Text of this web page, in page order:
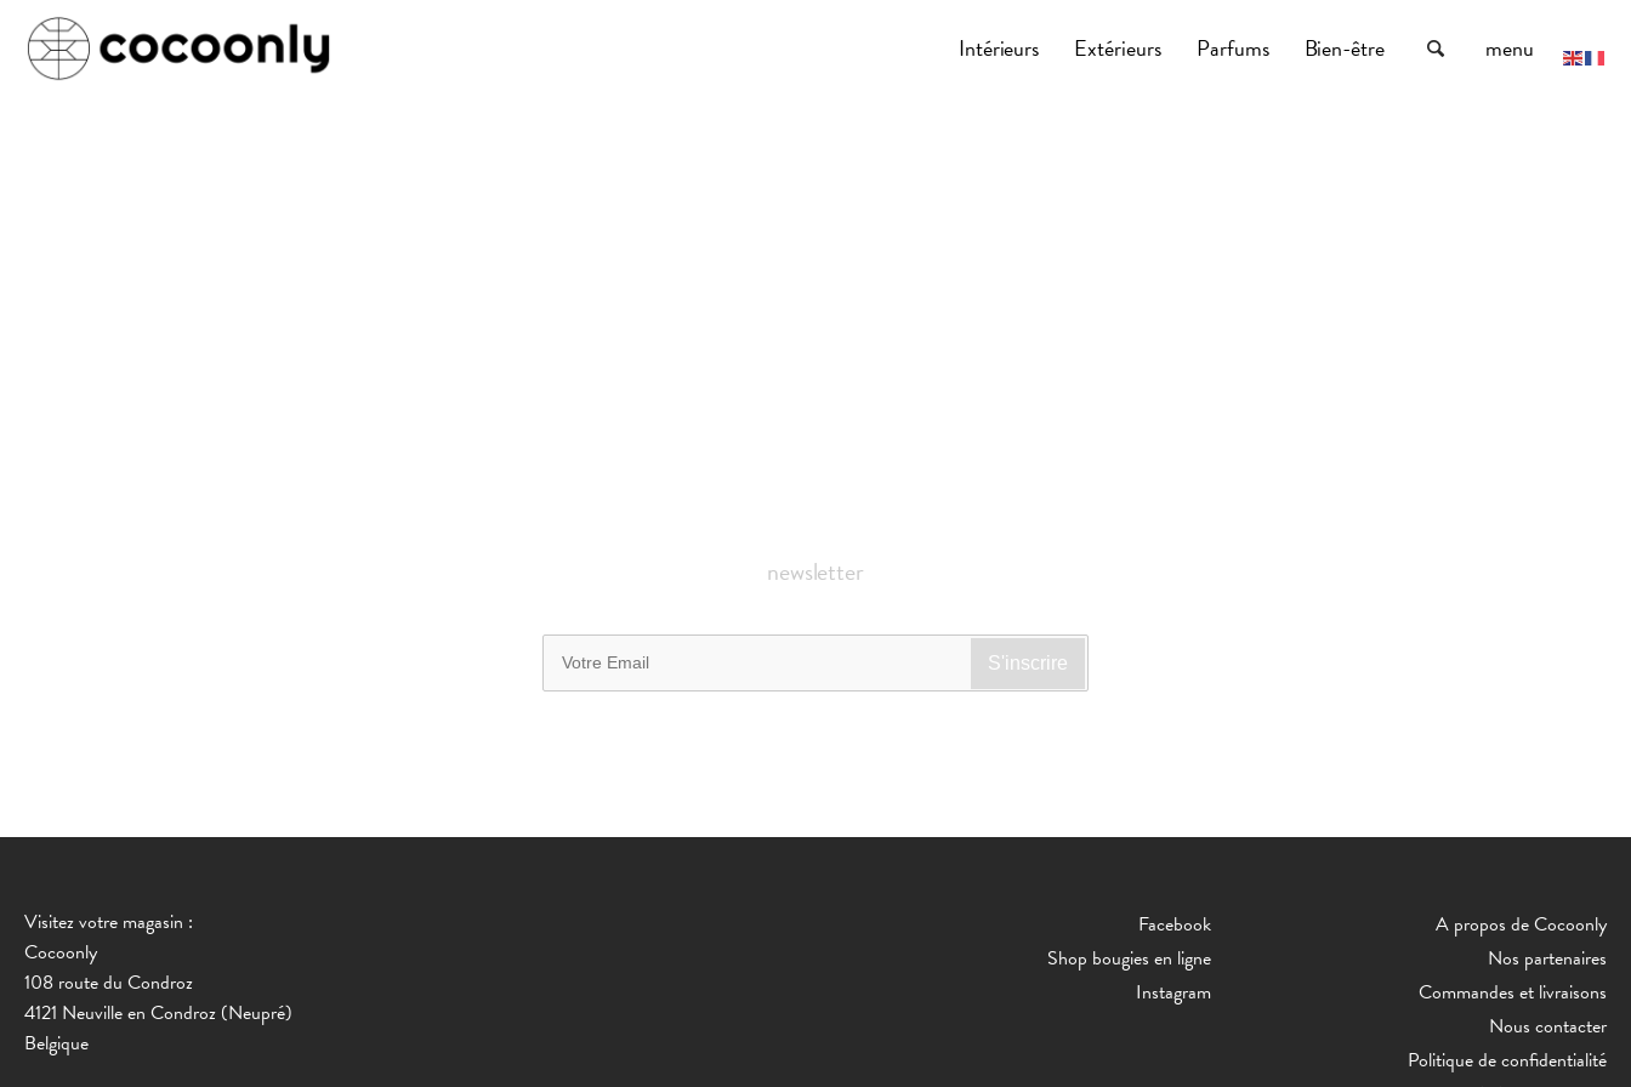
Intérieurs Extérieurs Parfums Bien-être menu
newsletter
Visitez votre magasin :
Cocoonly
108 route du Condroz
4121 Neuville en Condroz (Neupré)
Belgique
Facebook
Shop bougies en ligne
Instagram
A propos de Cocoonly
Nos partenaires
Commandes et livraisons
Nous contacter
Politique de confidentialité